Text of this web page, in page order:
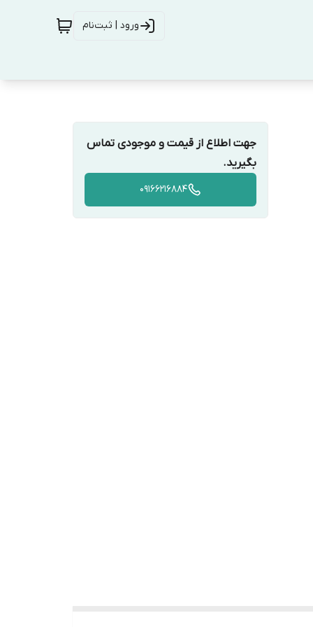
ورود | ثبت‌نام
جهت اطلاع از قیمت و موجودی تماس
بگیرید.
09166216884